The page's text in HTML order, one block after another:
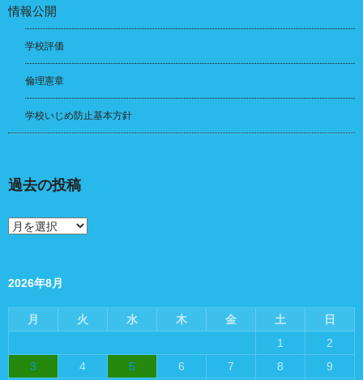
情報公開
学校評価
倫理憲章
学校いじめ防止基本方針
過去の投稿
過
去
稿
2026年8月
月 火 水 木 金 土
日
1
2
3
4 5 6 7 8
9